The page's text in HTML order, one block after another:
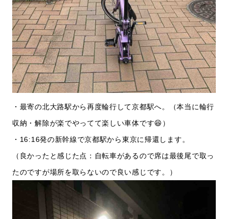
・最寄の北大路駅から再度輪行して京都駅へ。（本当に輪行
収納・解除が楽でやってて楽しい車体です😆）
・16:16発の新幹線で京都駅から東京に帰還します。
（良かったと感じた点：自転車があるので席は最後尾で取っ
たのですが場所を取らないので良い感じです。）